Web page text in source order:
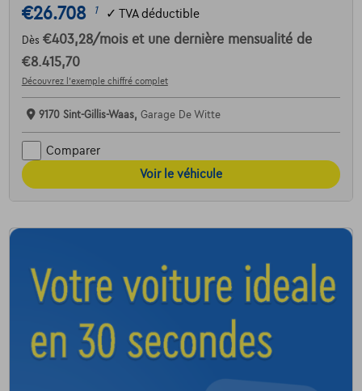
€26.708 1 ✓ TVA déductible
Dès €403,28/mois et une dernière mensualité de
€8.415,70
Découvrez l’exemple chiffré complet
9170 Sint-Gillis-Waas, Garage De Witte
Comparer
Voir le véhicule